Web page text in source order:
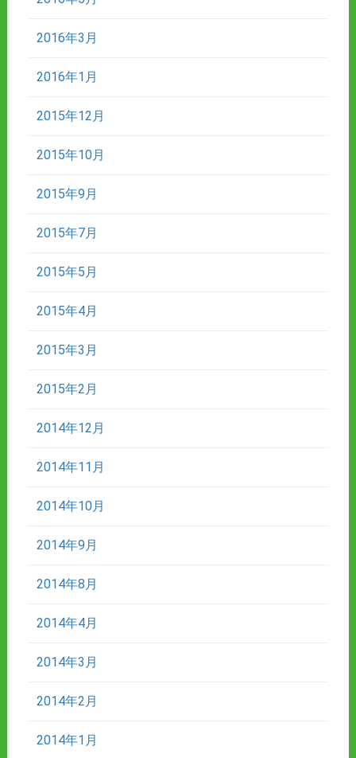
2016年3月
2016年1月
2015年12月
2015年10月
2015年9月
2015年7月
2015年5月
2015年4月
2015年3月
2015年2月
2014年12月
2014年11月
2014年10月
2014年9月
2014年8月
2014年4月
2014年3月
2014年2月
2014年1月